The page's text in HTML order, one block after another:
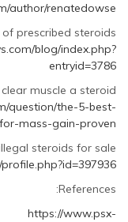
author/renatedowse/
prescribed steroids
blog/index.php?
entryid=3786
muscle a steroid
question/the-5-best-
mass-gain-proven-…
steroids for sale
References:
https://www.psx-